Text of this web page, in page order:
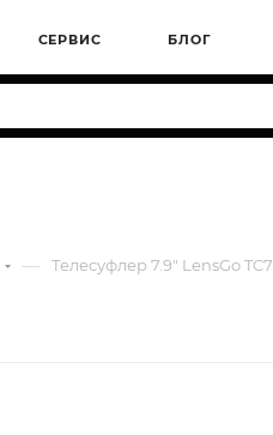
СЕРВИС БЛОГ
— Телесуфлер 7.9" LensGo TC7